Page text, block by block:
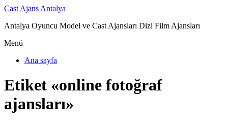
Cast Ajans Antalya
Antalya Oyuncu Model ve Cast Ajansları Dizi Film Ajansları
Menü
Ana sayfa
Etiket «online fotoğraf
ajansları»